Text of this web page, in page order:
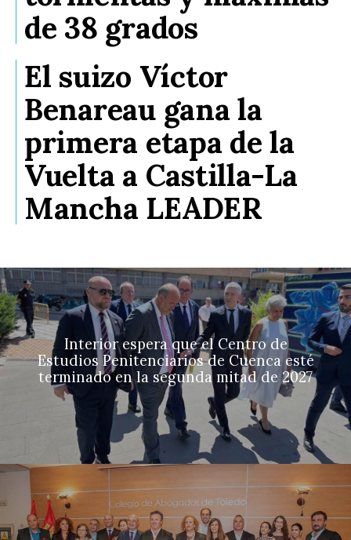
de 38 grados
El suizo Víctor
Benareau gana la
primera etapa de la
Vuelta a Castilla-La
Mancha LEADER
Interior espera que el Centro de
Estudios Penitenciarios de Cuenca esté
terminado en la segunda mitad de 2027